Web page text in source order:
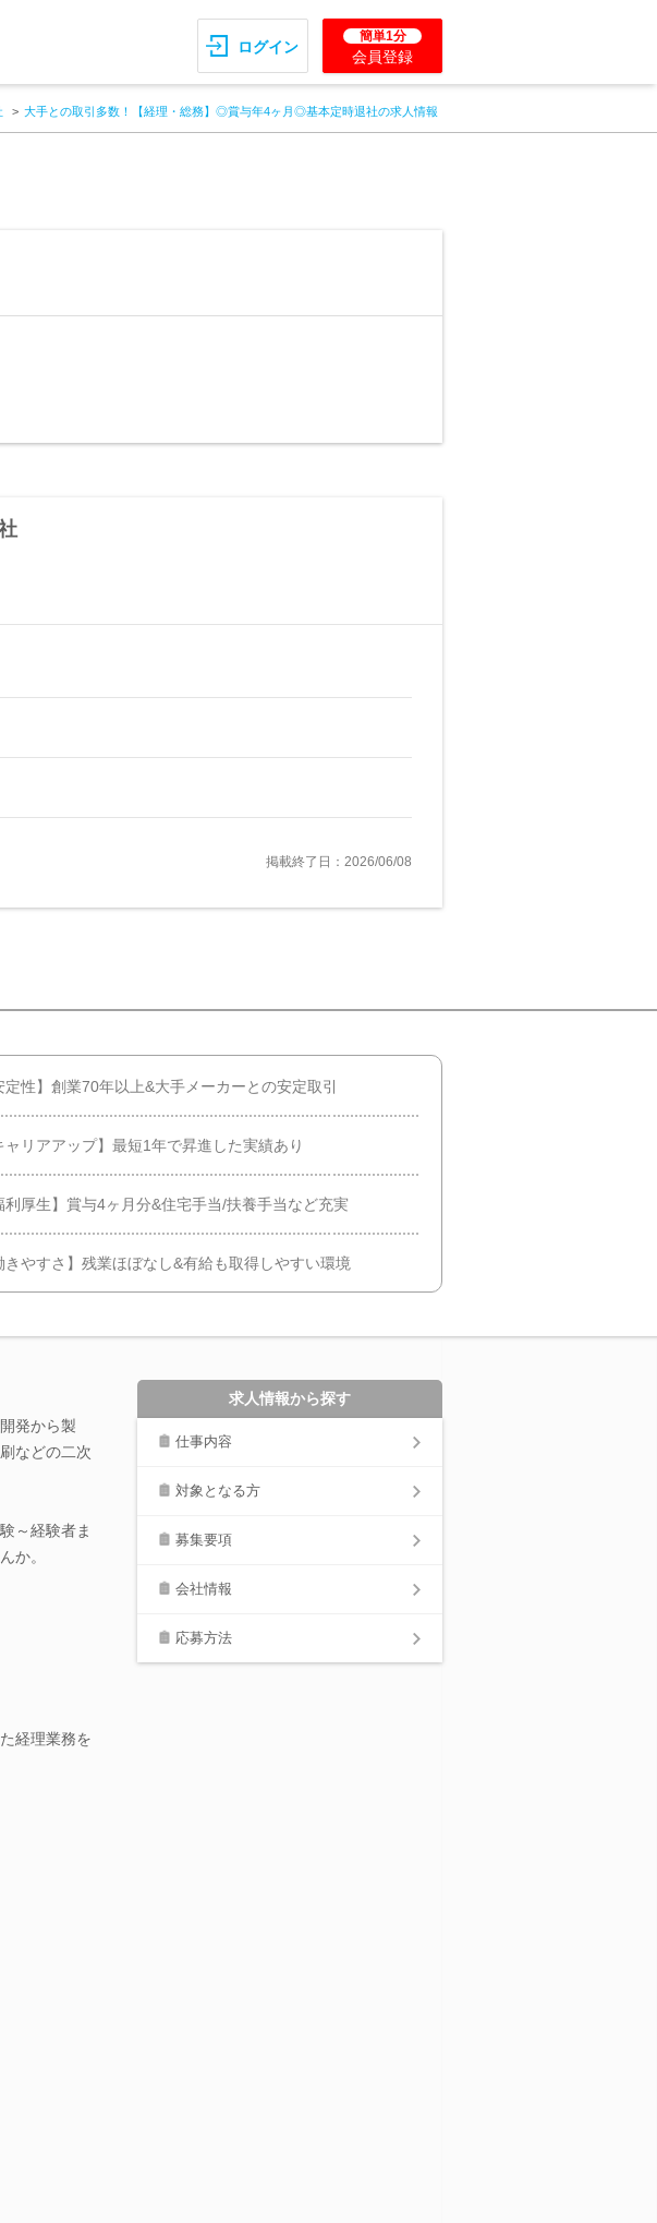
ログイン
簡単1分
会員登録
大手との取引多数！【経理・総務】◎賞与年4ヶ月◎基本定時退社の求人情報
掲載終了日：2026/06/08
定性】創業70年以上&大手メーカーとの安定取引
ャリアアップ】最短1年で昇進した実績あり
利厚生】賞与4ヶ月分&住宅手当/扶養手当など充実
きやすさ】残業ほぼなし&有給も取得しやすい環境
発から製
などの二次
～経験者ま
か。
経理業務を
求人情報から探す
仕事内容
対象となる方
募集要項
会社情報
応募方法